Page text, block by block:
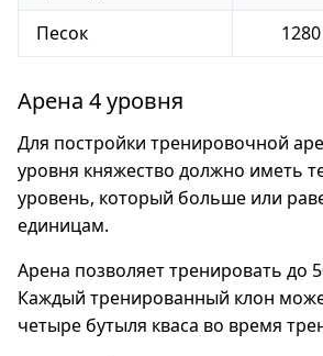
Песок
1280
Арена 4 уровня
Для постройки тренировочной
уровня княжество должно иметь
уровень, который больше или
единицам.
Арена позволяет тренировать до
Каждый тренированный клон
четыре бутыля кваса во время